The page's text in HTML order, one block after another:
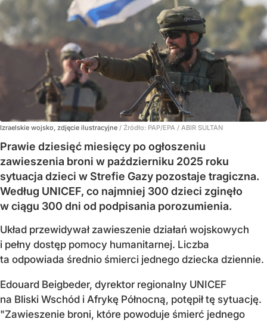
Izraelskie wojsko, zdjęcie ilustracyjne / Źródło: PAP/EPA / ABIR SULTAN
Prawie dziesięć miesięcy po ogłoszeniu
zawieszenia broni w październiku 2025 roku
sytuacja dzieci w Strefie Gazy pozostaje tragiczna.
Według UNICEF, co najmniej 300 dzieci zginęło
w ciągu 300 dni od podpisania porozumienia.
Układ przewidywał zawieszenie działań wojskowych
i pełny dostęp pomocy humanitarnej. Liczba
ta odpowiada średnio śmierci jednego dziecka dziennie.
Edouard Beigbeder, dyrektor regionalny UNICEF
na Bliski Wschód i Afrykę Północną, potępił tę sytuację.
"Zawieszenie broni, które powoduje śmierć jednego